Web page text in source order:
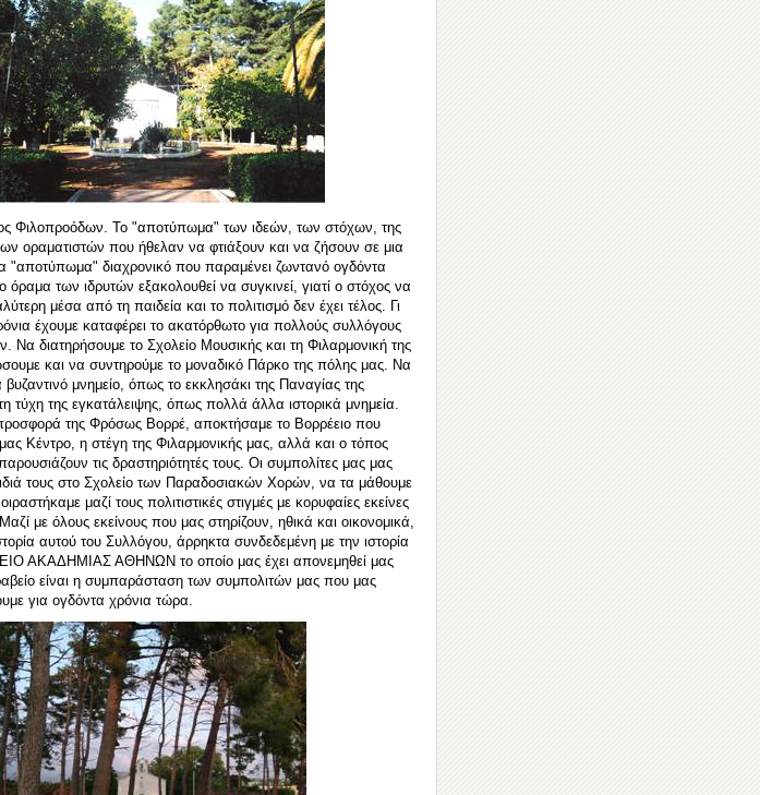
Φιλοπροόδων. Το "αποτύπωμα" των ιδεών, των στόχων, της
οραματιστών που ήθελαν να φτιάξουν και να ζήσουν σε μια
"αποτύπωμα" διαχρονικό που παραμένει ζωντανό ογδόντα
όραμα των ιδρυτών εξακολουθεί να συγκινεί, γιατί ο στόχος να
μέσα από τη παιδεία και το πολιτισμό δεν έχει τέλος. Γι
έχουμε καταφέρει το ακατόρθωτο για πολλούς συλλόγους
Να διατηρήσουμε το Σχολείο Μουσικής και τη Φιλαρμονική της
και να συντηρούμε το μοναδικό Πάρκο της πόλης μας. Να
μνημείο, όπως το εκκλησάκι της Παναγίας της
τύχη της εγκατάλειψης, όπως πολλά άλλα ιστορικά μνημεία.
της Φρόσως Βορρέ, αποκτήσαμε το Βορρέειο που
Κέντρο, η στέγη της Φιλαρμονικής μας, αλλά και ο τόπος
τις δραστηριότητές τους. Οι συμπολίτες μας μας
τους στο Σχολείο των Παραδοσιακών Χορών, να τα μάθουμε
μαζί τους πολιτιστικές στιγμές με κορυφαίες εκείνες
με όλους εκείνους που μας στηρίζουν, ηθικά και οικονομικά,
αυτού του Συλλόγου, άρρηκτα συνδεδεμένη με την ιστορία
ΑΚΑΔΗΜΙΑΣ ΑΘΗΝΩΝ το οποίο μας έχει απονεμηθεί μας
είναι η συμπαράσταση των συμπολιτών μας που μας
για ογδόντα χρόνια τώρα.